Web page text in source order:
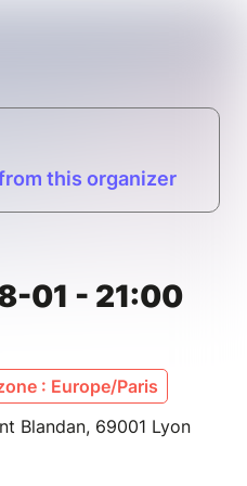
this organizer
01 - 21:00
: Europe/Paris
Blandan, 69001 Lyon